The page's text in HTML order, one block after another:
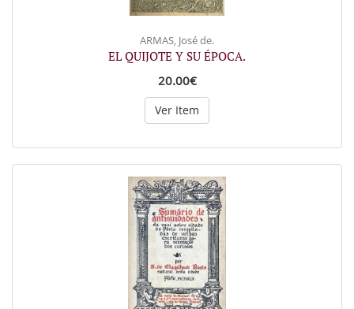
ARMAS, José de.
EL QUIJOTE Y SU ÉPOCA.
20.00€
Ver Item